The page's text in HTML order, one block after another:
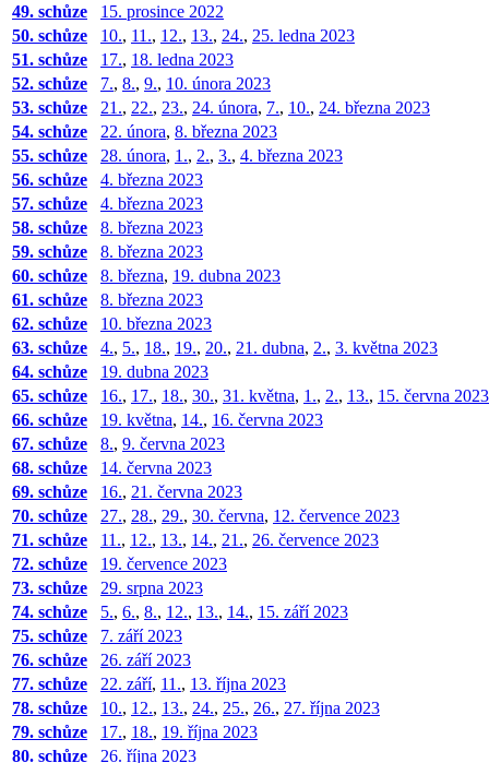
49. schůze
15. prosince 2022
50. schůze
10., 11., 12., 13., 24., 25. ledna 2023
51. schůze
17., 18. ledna 2023
52. schůze
7., 8., 9., 10. února 2023
53. schůze
21., 22., 23., 24. února, 7., 10., 24. března 2023
54. schůze
22. února, 8. března 2023
55. schůze
28. února, 1., 2., 3., 4. března 2023
56. schůze
4. března 2023
57. schůze
4. března 2023
58. schůze
8. března 2023
59. schůze
8. března 2023
60. schůze
8. března, 19. dubna 2023
61. schůze
8. března 2023
62. schůze
10. března 2023
63. schůze
4., 5., 18., 19., 20., 21. dubna, 2., 3. května 2023
64. schůze
19. dubna 2023
65. schůze
16., 17., 18., 30., 31. května, 1., 2., 13., 15. června 2023
66. schůze
19. května, 14., 16. června 2023
67. schůze
8., 9. června 2023
68. schůze
14. června 2023
69. schůze
16., 21. června 2023
70. schůze
27., 28., 29., 30. června, 12. července 2023
71. schůze
11., 12., 13., 14., 21., 26. července 2023
72. schůze
19. července 2023
73. schůze
29. srpna 2023
74. schůze
5., 6., 8., 12., 13., 14., 15. září 2023
75. schůze
7. září 2023
76. schůze
26. září 2023
77. schůze
22. září, 11., 13. října 2023
78. schůze
10., 12., 13., 24., 25., 26., 27. října 2023
79. schůze
17., 18., 19. října 2023
80. schůze
26. října 2023